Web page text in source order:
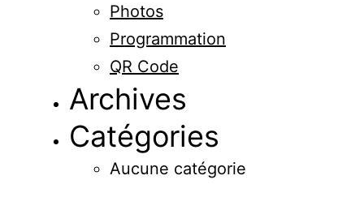
Photos
Programmation
QR Code
Archives
Catégories
Aucune catégorie